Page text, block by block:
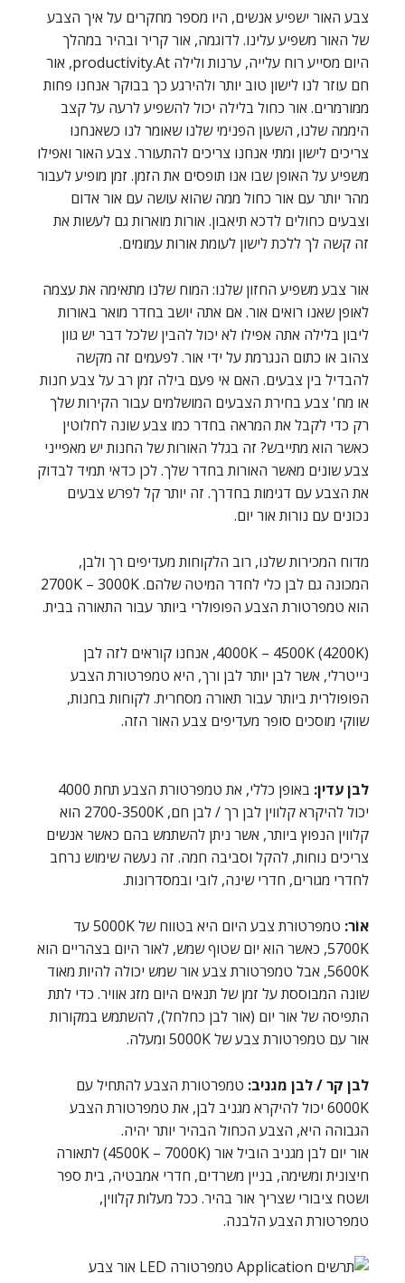
צבע האור ישפיע אנשים, היו מספר מחקרים על איך הצבע
של האור משפיע עלינו. לדוגמה, אור קריר ובהיר במהלך
היום מסייע רוח עלייה, ערנות ולילה productivity.At, אור
חם עוזר לנו לישון טוב יותר ולהירגע כך בבוקר אנחנו פחות
ממורמרים. אור כחול בלילה יכול להשפיע לרעה על קצב
היממה שלנו, השעון הפנימי שלנו שאומר לנו כשאנחנו
צריכים לישון ומתי אנחנו צריכים להתעורר. צבע האור ואפילו
משפיע על האופן שבו אנו תופסים את הזמן. זמן מופיע לעבור
מהר יותר עם אור כחול ממה שהוא עושה עם אור אדום
וצבעים כחולים לדכא תיאבון. אורות מוארות גם לעשות את
זה קשה לך ללכת לישון לעומת אורות עמומים.
אור צבע משפיע החזון שלנו: המוח שלנו מתאימה את עצמה
לאופן שאנו רואים אור. אם אתה יושב בחדר מואר באורות
ליבון בלילה אתה אפילו לא יכול להבין שלכל דבר יש גוון
צהוב או כתום הנגרמת על ידי אור. לפעמים זה מקשה
להבדיל בין צבעים. האם אי פעם בילה זמן רב על צבע חנות
או מח' צבע בחירת הצבעים המושלמים עבור הקירות שלך
רק כדי לקבל את המראה בחדר כמו צבע שונה לחלוטין
כאשר הוא מתייבש? זה בגלל האורות של החנות יש מאפייני
צבע שונים מאשר האורות בחדר שלך. לכן כדאי תמיד לבדוק
את הצבע עם דגימות בחדרך. זה יותר קל לפרש צבעים
נכונים עם נורות אור יום.
מדוח המכירות שלנו, רוב הלקוחות מעדיפים רך ולבן,
המכונה גם לבן כלי לחדר המיטה שלהם. 2700K – 3000K
הוא טמפרטורת הצבע הפופולרי ביותר עבור התאורה בבית.
4000K – 4500K (4200K), אנחנו קוראים לזה לבן
נייטרלי, אשר לבן יותר לבן ורך, היא טמפרטורת הצבע
הפופולרית ביותר עבור תאורה מסחרית. לקוחות בחנות,
שווקי מוסכים סופר מעדיפים צבע האור הזה.
לבן עדין:
באופן כללי, את טמפרטורת הצבע תחת 4000
יכול להיקרא קלווין לבן רך / לבן חם, 2700-3500K הוא
קלווין הנפוץ ביותר, אשר ניתן להשתמש בהם כאשר אנשים
צריכים נוחות, להקל וסביבה חמה. זה נעשה שימוש נרחב
לחדרי מגורים, חדרי שינה, לובי ובמסדרונות.
אוֹר:
טמפרטורת צבע היום היא בטווח של 5000K עד
5700K, כאשר הוא יום שטוף שמש, לאור היום בצהריים הוא
5600K, אבל טמפרטורת צבע אור שמש יכולה להיות מאוד
שונה המבוססת על זמן של תנאים היום מזג אוויר. כדי לתת
התפיסה של אור יום (אור לבן כחלחל), להשתמש במקורות
אור עם טמפרטורת צבע של 5000K ומעלה.
לבן קר / לבן מגניב: טמפרטורת הצבע להתחיל עם
6000K יכול להיקרא מגניב לבן, את טמפרטורת הצבע
הגבוהה היא, הצבע הכחול הבהיר יותר יהיה.
אור יום לבן מגניב הוביל אור (4500K – 7000K) לתאורה
חיצונית ומשימה, בניין משרדים, חדרי אמבטיה, בית ספר
ושטח ציבורי שצריך אור בהיר. ככל מעלות קלווין,
טמפרטורת הצבע הלבנה.